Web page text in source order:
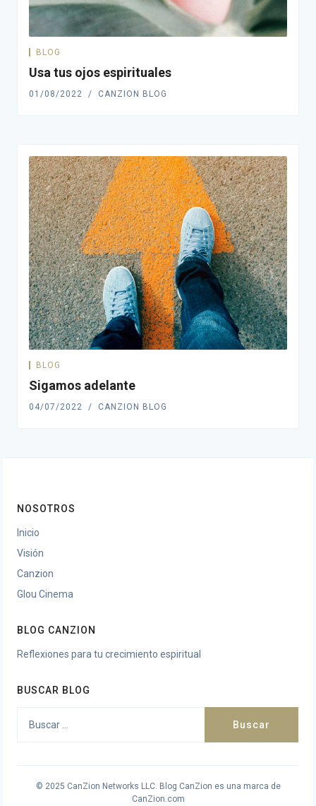
BLOG
Usa tus ojos espirituales
01/08/2022 CANZION BLOG
BLOG
Sigamos adelante
04/07/2022 CANZION BLOG
NOSOTROS
Inicio
Visión
Canzion
Glou Cinema
BLOG CANZION
Reflexiones para tu crecimiento espiritual
BUSCAR BLOG
© 2025 CanZion Networks LLC. Blog CanZion es una marca de
CanZion.com